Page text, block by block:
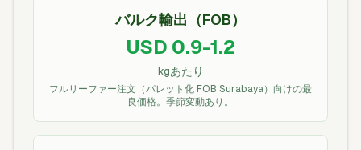
バルク輸出（FOB）
USD 0.9-1.2
kgあたり
フルリーファー注文（パレット化 FOB Surabaya）向けの最
良価格。季節変動あり。